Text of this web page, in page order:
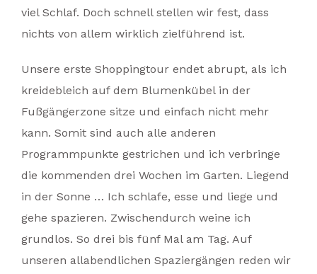
viel Schlaf. Doch schnell stellen wir fest, dass
nichts von allem wirklich zielführend ist.
Unsere erste Shoppingtour endet abrupt, als ich
kreidebleich auf dem Blumenkübel in der
Fußgängerzone sitze und einfach nicht mehr
kann. Somit sind auch alle anderen
Programmpunkte gestrichen und ich verbringe
die kommenden drei Wochen im Garten. Liegend
in der Sonne … Ich schlafe, esse und liege und
gehe spazieren. Zwischendurch weine ich
grundlos. So drei bis fünf Mal am Tag. Auf
unseren allabendlichen Spaziergängen reden wir